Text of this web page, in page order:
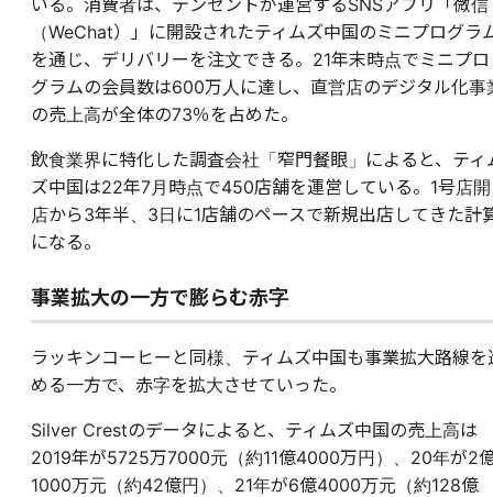
いる。消費者は、テンセントが運営するSNSアプリ「微信
（WeChat）」に開設されたティムズ中国のミニプログラ
を通じ、デリバリーを注文できる。21年末時点でミニプロ
グラムの会員数は600万人に達し、直営店のデジタル化事
の売上高が全体の73％を占めた。
飲食業界に特化した調査会社「窄門餐眼」によると、ティ
ズ中国は22年7月時点で450店舗を運営している。1号店開
店から3年半、3日に1店舗のペースで新規出店してきた計
になる。
事業拡大の一方で膨らむ赤字
ラッキンコーヒーと同様、ティムズ中国も事業拡大路線を
める一方で、赤字を拡大させていった。
Silver Crestのデータによると、ティムズ中国の売上高は
2019年が5725万7000元（約11億4000万円）、20年が2
1000万元（約42億円）、21年が6億4000万元（約128億